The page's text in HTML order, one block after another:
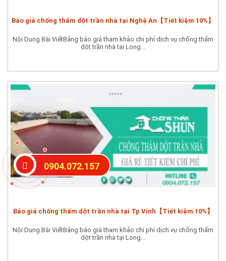
Báo giá chống thấm dột trần nhà tại Nghệ An【Tiết kiệm 10%】
Nội Dung Bài ViếtBảng báo giá tham khảo chi phí dịch vụ chống thấm
dột trần nhà tại Long...
Báo giá chống thấm dột trần nhà tại Tp Vinh【Tiết kiệm 10%】
Nội Dung Bài ViếtBảng báo giá tham khảo chi phí dịch vụ chống thấm
dột trần nhà tại Long...
0904.072.157